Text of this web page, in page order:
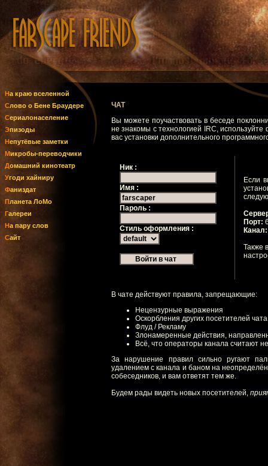
На краю вселенной
Слово о Бене Браудере
Сериалонаселение
Эпизоды
Непутёвые заметки
Микробы-переводчики
Домашний кинотеатр
Угоди хайниру
Фаниздат
Планета ЛоМо
Галереи
На пару слов
Сайт
ЧАТ
Вы можете поучаствовать в беседе
не знакомы с технологией IRC,
вас установки дополнительного
Ник :
Имя :
Пароль :
Стиль оформления :
Если
Порт:
Канал:
Также
В чате действуют правила, запрещающие:
Нецензурные выражения
Оскорбления других посетителей чата
Флуд / Рекламу
Злонамеренные действия,
Всё, что операторы канала считают
За нарушение правил сильно ругают
удалением с канала и баном на
собеседников, и вам ответят тем же.
Будем рады видеть новых посетителей,